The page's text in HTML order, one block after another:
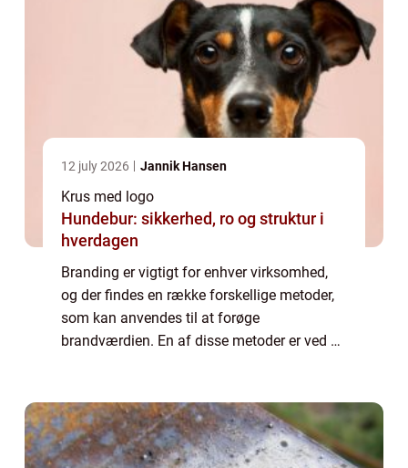
12 july 2026 Jannik Hansen
Krus med logo
Hundebur: sikkerhed, ro og struktur i
hverdagen
Branding er vigtigt for enhver virksomhed,
og der findes en række forskellige metoder,
som kan anvendes til at forøge
brandværdien. En af disse metoder er ved at
m...